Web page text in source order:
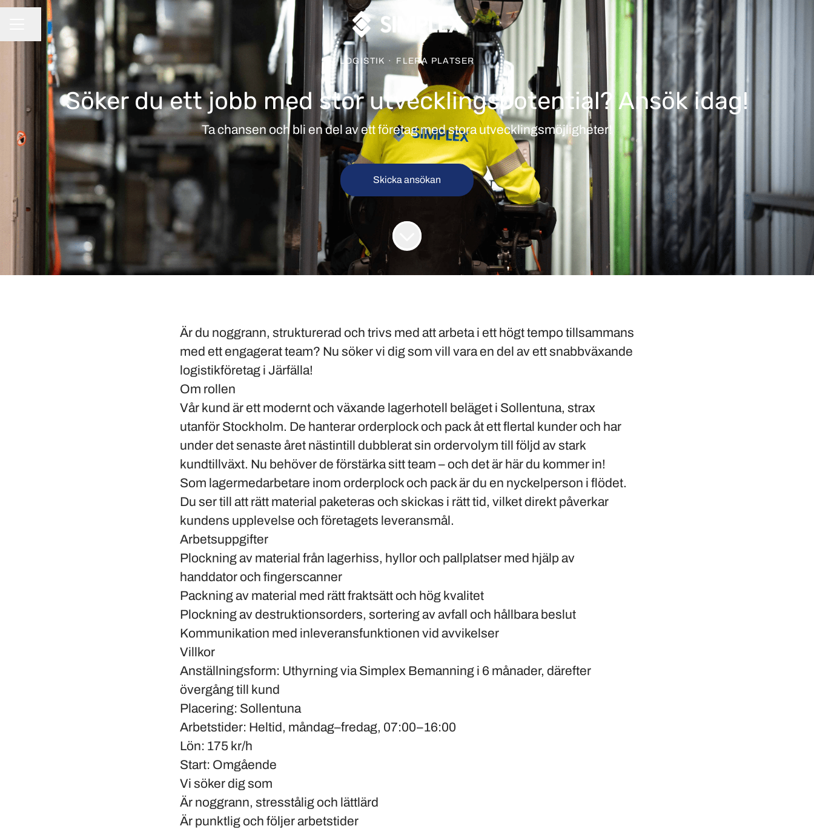
KARRIÄRMENY
Dela sidan
LOGISTIK · FLERA PLATSER
Söker du ett jobb med stor utvecklingspotential? Ansök idag!
Ta chansen och bli en del av ett företag med stora utvecklingsmöjligheter!
Skicka ansökan
Är du noggrann, strukturerad och trivs med att arbeta i ett högt tempo tillsammans
med ett engagerat team? Nu söker vi dig som vill vara en del av ett snabbväxande
logistikföretag i Järfälla!
Om rollen
Vår kund är ett modernt och växande lagerhotell beläget i Sollentuna, strax
utanför Stockholm. De hanterar orderplock och pack åt ett flertal kunder och har
under det senaste året nästintill dubblerat sin ordervolym till följd av stark
kundtillväxt. Nu behöver de förstärka sitt team – och det är här du kommer in!
Som lagermedarbetare inom orderplock och pack är du en nyckelperson i flödet.
Du ser till att rätt material paketeras och skickas i rätt tid, vilket direkt påverkar
kundens upplevelse och företagets leveransmål.
Arbetsuppgifter
Plockning av material från lagerhiss, hyllor och pallplatser med hjälp av
handdator och fingerscanner
Packning av material med rätt fraktsätt och hög kvalitet
Plockning av destruktionsorders, sortering av avfall och hållbara beslut
Kommunikation med inleveransfunktionen vid avvikelser
Villkor
Anställningsform: Uthyrning via Simplex Bemanning i 6 månader, därefter
övergång till kund
Placering: Sollentuna
Arbetstider: Heltid, måndag–fredag, 07:00–16:00
Lön: 175 kr/h
Start: Omgående
Vi söker dig som
Är noggrann, stresstålig och lättlärd
Är punktlig och följer arbetstider